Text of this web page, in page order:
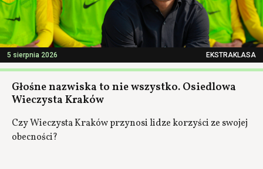
5 sierpnia 2026 EKSTRAKLASA
Głośne nazwiska to nie wszystko. Osiedlowa
Wieczysta Kraków
Czy Wieczysta Kraków przynosi lidze korzyści ze swojej
obecności?